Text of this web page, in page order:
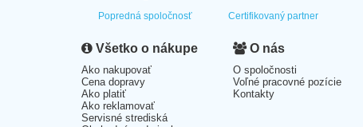
Popredná spoločnosť Certifikovaný partner
Všetko o nákupe
Ako nakupovať
Cena dopravy
Ako platiť
Ako reklamovať
Servisné strediská
O nás
O spoločnosti
Voľné pracovné pozície
Kontakty